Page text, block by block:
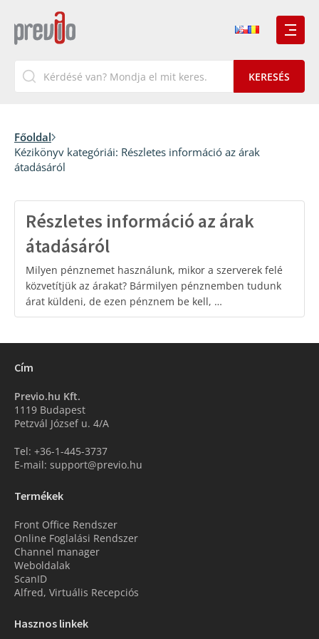
Főoldal
Kézikönyv kategóriái: Részletes információ az árak
átadásáról
Részletes információ az árak
átadásáról
Milyen pénznemet használunk, mikor a szerverek felé
közvetítjük az árakat? Bármilyen pénznemben tudunk
árat küldeni, de ezen pénznem be kell, …
Cím
Previo.hu Kft.
1119 Budapest
Petzvál József u. 4/A
Tel: +36-1-445-3737
E-mail: support@previo.hu
Termékek
Front Office Rendszer
Online Foglalási Rendszer
Channel manager
Weboldalak
ScanID
Alfred, Virtuális Recepciós
Hasznos linkek